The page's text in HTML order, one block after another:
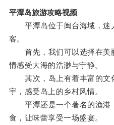
平潭岛旅游攻略视频
平潭岛位于闽台海域，迷
客。
首先，我们可以选择在美
情感受大海的浩渺与宁静。
其次，岛上有着丰富的文
宇，感受岛上的乡村风情。
平潭还是一个著名的渔港
食，让味蕾享受一场盛宴。